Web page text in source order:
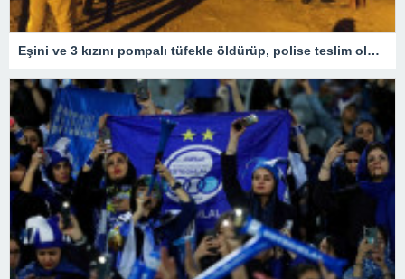
Eşini ve 3 kızını pompalı tüfekle öldürüp, polise teslim oldu – Son Dakika Türkiye Haberleri